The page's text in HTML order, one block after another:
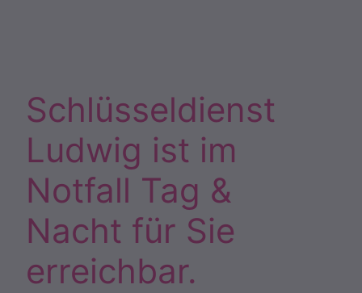
Schlüsseldienst
Ludwig ist im
Notfall Tag &
Nacht für Sie
erreichbar.